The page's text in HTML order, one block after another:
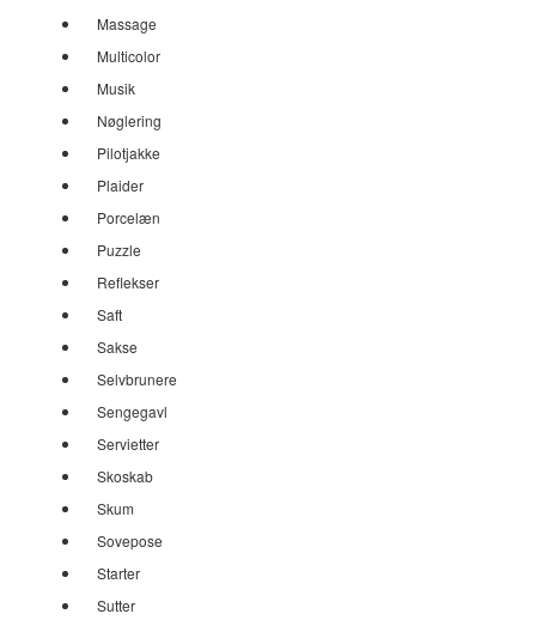
Massage
Multicolor
Musik
Nøglering
Pilotjakke
Plaider
Porcelæn
Puzzle
Reflekser
Saft
Sakse
Selvbrunere
Sengegavl
Servietter
Skoskab
Skum
Sovepose
Starter
Sutter